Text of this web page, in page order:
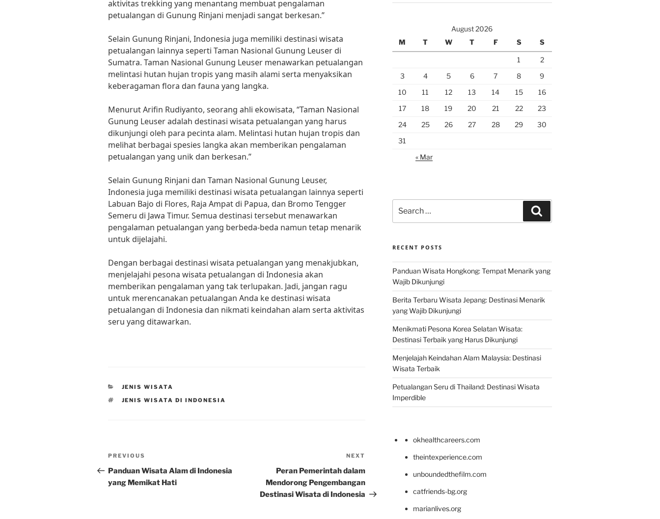
aktivitas trekking yang menantang membuat pengalaman
petualangan di Gunung Rinjani menjadi sangat berkesan.”
Selain Gunung Rinjani, Indonesia juga memiliki destinasi wisata
petualangan lainnya seperti Taman Nasional Gunung Leuser di
Sumatra. Taman Nasional Gunung Leuser menawarkan petualangan
melintasi hutan hujan tropis yang masih alami serta menyaksikan
keberagaman flora dan fauna yang langka.
Menurut Arifin Rudiyanto, seorang ahli ekowisata, “Taman Nasional
Gunung Leuser adalah destinasi wisata petualangan yang harus
dikunjungi oleh para pecinta alam. Melintasi hutan hujan tropis dan
melihat berbagai spesies langka akan memberikan pengalaman
petualangan yang unik dan berkesan.”
Selain Gunung Rinjani dan Taman Nasional Gunung Leuser,
Indonesia juga memiliki destinasi wisata petualangan lainnya seperti
Labuan Bajo di Flores, Raja Ampat di Papua, dan Bromo Tengger
Semeru di Jawa Timur. Semua destinasi tersebut menawarkan
pengalaman petualangan yang berbeda-beda namun tetap menarik
untuk dijelajahi.
Dengan berbagai destinasi wisata petualangan yang menakjubkan,
menjelajahi pesona wisata petualangan di Indonesia akan
memberikan pengalaman yang tak terlupakan. Jadi, jangan ragu
untuk merencanakan petualangan Anda ke destinasi wisata
petualangan di Indonesia dan nikmati keindahan alam serta aktivitas
seru yang ditawarkan.
CATEGORIES
JENIS WISATA
TAGS
JENIS WISATA DI INDONESIA
Post
navigation
Previous
Post
PREVIOUS
Panduan Wisata Alam di Indonesia
yang Memikat Hati
Post
NEXT
Peran Pemerintah dalam
Mendorong Pengembangan
Destinasi Wisata di Indonesia
August 2026
M
T W T F S S
1
2
3
4 5 6 7 8
9
10
11 12 13 14 15
16
17
18 19 20 21 22
23
24
25 26 27 28 29
30
31
« Mar
for:
RECENT POSTS
Panduan Wisata Hongkong: Tempat Menarik yang
Wajib Dikunjungi
Berita Terbaru Wisata Jepang: Destinasi Menarik
yang Wajib Dikunjungi
Menikmati Pesona Korea Selatan Wisata:
Destinasi Terbaik yang Harus Dikunjungi
Menjelajah Keindahan Alam Malaysia: Destinasi
Wisata Terbaik
Petualangan Seru di Thailand: Destinasi Wisata
Imperdible
okhealthcareers.com
theintexperience.com
unboundedthefilm.com
catfriends-bg.org
marianlives.org